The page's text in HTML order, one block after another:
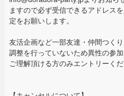
ますので必ず受信できるアドレス
定をお願いします。
友活企画など一部友達・仲間つく
調整を行っていないため異性の参
ご理解頂ける方のみエントリーくだ